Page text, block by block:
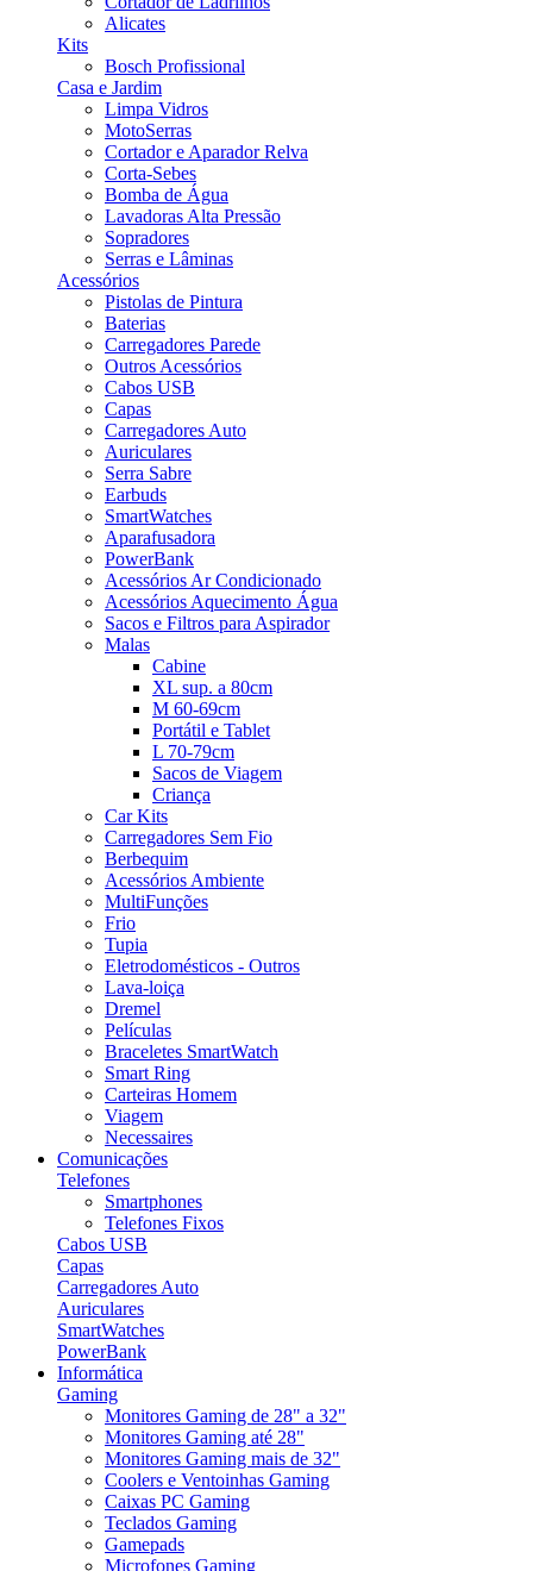
Alicates
Kits
Bosch Profissional
Casa e Jardim
Limpa Vidros
MotoSerras
Cortador e Aparador Relva
Corta-Sebes
Bomba de Água
Lavadoras Alta Pressão
Sopradores
Serras e Lâminas
Acessórios
Pistolas de Pintura
Baterias
Carregadores Parede
Outros Acessórios
Cabos USB
Capas
Carregadores Auto
Auriculares
Serra Sabre
Earbuds
SmartWatches
Aparafusadora
PowerBank
Acessórios Ar Condicionado
Acessórios Aquecimento Água
Sacos e Filtros para Aspirador
Malas
Cabine
XL sup. a 80cm
M 60-69cm
Portátil e Tablet
L 70-79cm
Sacos de Viagem
Criança
Car Kits
Carregadores Sem Fio
Berbequim
Acessórios Ambiente
MultiFunções
Frio
Tupia
Eletrodomésticos - Outros
Lava-loiça
Dremel
Películas
Braceletes SmartWatch
Smart Ring
Carteiras Homem
Viagem
Necessaires
Comunicações
Telefones
Smartphones
Telefones Fixos
Cabos USB
Capas
Carregadores Auto
Auriculares
SmartWatches
PowerBank
Informática
Gaming
Monitores Gaming de 28" a 32"
Monitores Gaming até 28"
Monitores Gaming mais de 32"
Coolers e Ventoinhas Gaming
Caixas PC Gaming
Teclados Gaming
Gamepads
Microfones Gaming